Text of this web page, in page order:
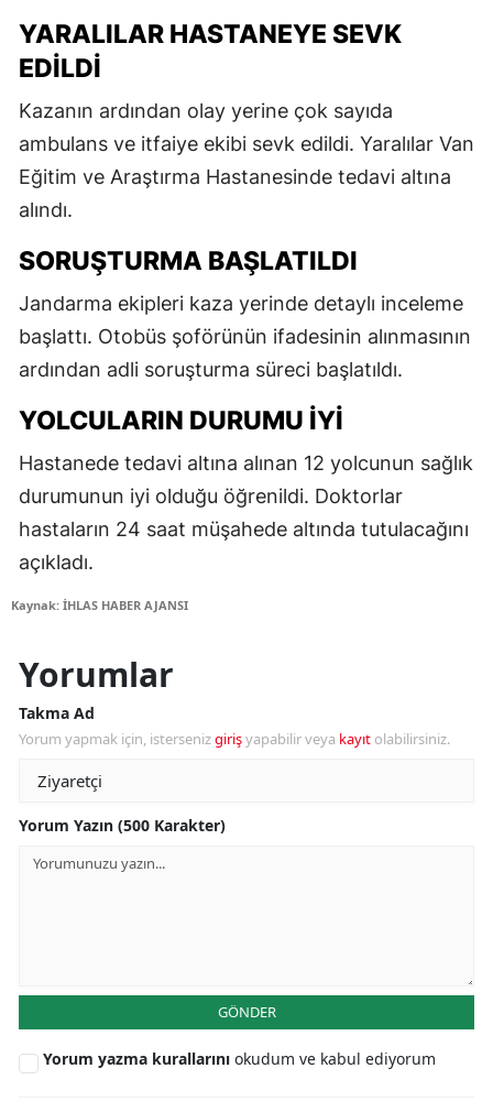
YARALILAR HASTANEYE SEVK
EDILDI
Kazanın ardından olay yerine çok sayıda
ambulans ve itfaiye ekibi sevk edildi. Yaralılar Van
Eğitim ve Araştırma Hastanesinde tedavi altına
alındı.
SORUŞTURMA BAŞLATILDI
Jandarma ekipleri kaza yerinde detaylı inceleme
başlattı. Otobüs şoförünün ifadesinin alınmasının
ardından adli soruşturma süreci başlatıldı.
YOLCULARIN DURUMU IYI
Hastanede tedavi altına alınan 12 yolcunun sağlık
durumunun iyi olduğu öğrenildi. Doktorlar
hastaların 24 saat müşahede altında tutulacağını
açıkladı.
Kaynak: İHLAS HABER AJANSI
Yorumlar
Takma Ad
Yorum yapmak için, istersenizgirişyapabilir veya kayıt olabilirsiniz.
Yorum Yazın (500 Karakter)
GÖNDER
Yorum yazma kurallarını okudum ve kabul ediyorum